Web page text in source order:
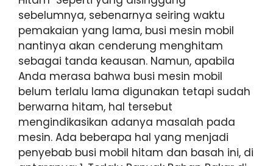
sebelumnya, sebenarnya seiring waktu
pemakaian yang lama, busi mesin mobil
nantinya akan cenderung menghitam
sebagai tanda keausan. Namun, apabila
Anda merasa bahwa busi mesin mobil
belum terlalu lama digunakan tetapi sudah
berwarna hitam, hal tersebut
mengindikasikan adanya masalah pada
mesin. Ada beberapa hal yang menjadi
penyebab busi mobil hitam dan basah ini, di